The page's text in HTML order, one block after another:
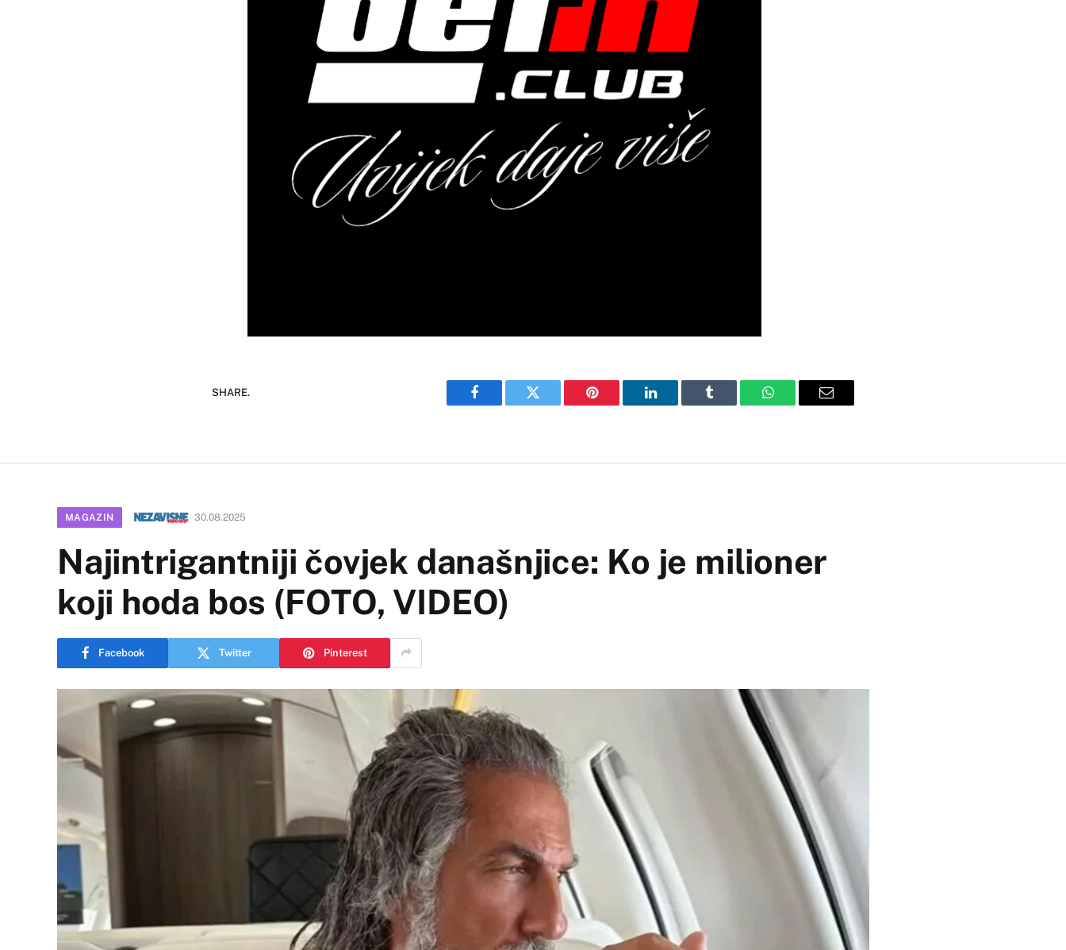
SHARE.
Facebook Twitter Pinterest LinkedIn Tumblr WhatsAppEmail
MAGAZIN 30.08.2025
Najintrigantniji čovjek današnjice: Ko je milioner
koji hoda bos (FOTO, VIDEO)
Facebook Twitter Pinterest